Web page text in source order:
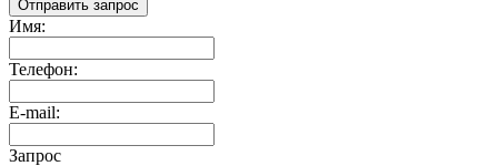
Отправить запрос
Имя:
Телефон:
E-mail:
Запрос